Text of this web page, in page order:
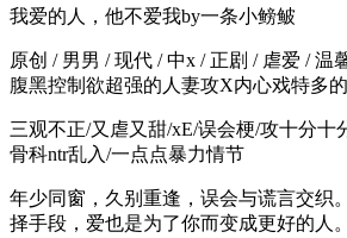
我爱的人，他不爱我by一条小鳑鲏
原创 / 男男 / 现代 / 中x / 正剧 / 虐爱 / 温
腹黑控制欲超强的人妻攻X内心戏特多
三观不正/又虐又甜/xE/误会梗/攻十分十
骨科ntr乱入/一点点暴力情节
年少同窗，久别重逢，误会与谎言交织
择手段，爱也是为了你而变成更好的人。